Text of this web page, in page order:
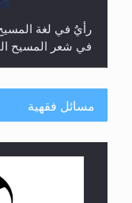
في شعر المسيح
مسائل فقهية